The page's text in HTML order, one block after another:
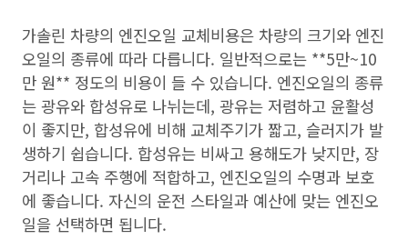
가솔린 차량의 엔진오일 교체비용은 차량의 크기와 엔진
오일의 종류에 따라 다릅니다. 일반적으로는 **5만~10
만 원** 정도의 비용이 들 수 있습니다. 엔진오일의 종류
는 광유와 합성유로 나뉘는데, 광유는 저렴하고 윤활성
이 좋지만, 합성유에 비해 교체주기가 짧고, 슬러지가 발
생하기 쉽습니다. 합성유는 비싸고 용해도가 낮지만, 장
거리나 고속 주행에 적합하고, 엔진오일의 수명과 보호
에 좋습니다. 자신의 운전 스타일과 예산에 맞는 엔진오
일을 선택하면 됩니다.